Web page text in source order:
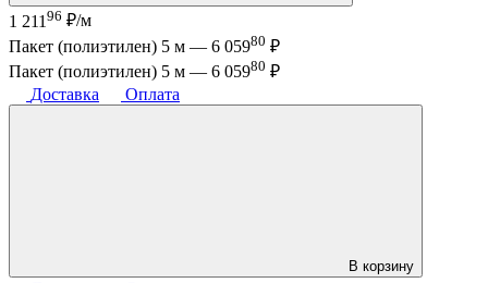
1 211 96 ₽/м
Пакет (полиэтилен) 5 м — 6 05980 ₽
Пакет (полиэтилен) 5 м — 6 05980 ₽
Доставка
Оплата
В корзину